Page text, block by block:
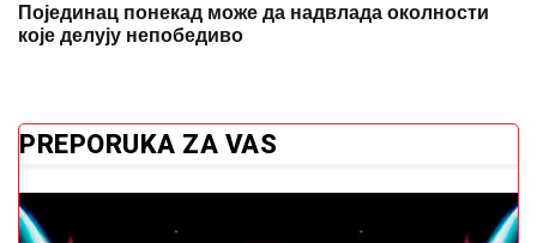
Појединац понекад може да надвлада околности
које делују непобедиво
PREPORUKA ZA VAS